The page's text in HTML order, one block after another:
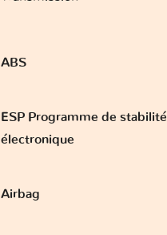
ABS
ESP Programme de stabilité
électronique
Airbag